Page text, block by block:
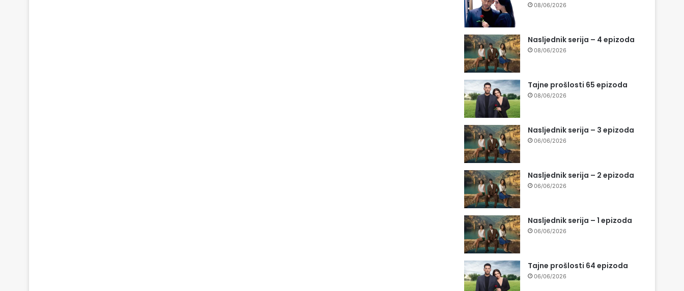
08/06/2026
Nasljednik serija – 4 epizoda
08/06/2026
Tajne prošlosti 65 epizoda
08/06/2026
Nasljednik serija – 3 epizoda
06/06/2026
Nasljednik serija – 2 epizoda
06/06/2026
Nasljednik serija – 1 epizoda
06/06/2026
Tajne prošlosti 64 epizoda
06/06/2026